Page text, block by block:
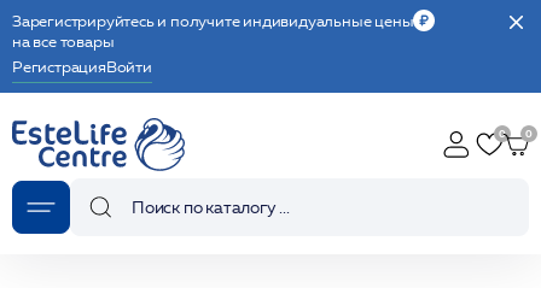
Зарегистрируйтесь и получите индивидуальные цены
на все товары
РегистрацияВойти